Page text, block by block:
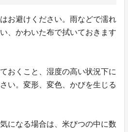
お避けください。雨などで濡れ
、かわいた布で拭いておきます
おくこと、湿度の高い状況下に
い。変形、変色、かびを生じる
になる場合は、米びつの中に数